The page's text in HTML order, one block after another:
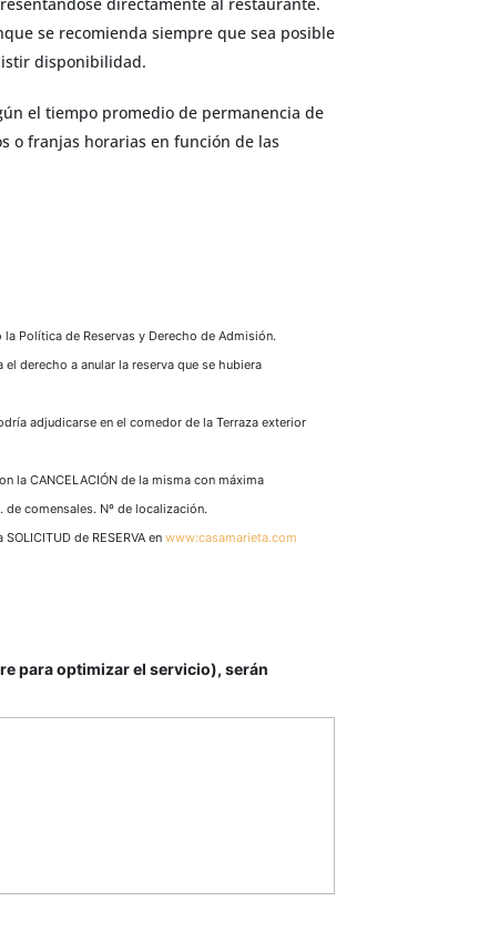
se recomienda siempre que sea posible
disponibilidad.
el tiempo promedio de permanencia de
o franjas horarias en función de las
Política de Reservas y Derecho de Admisión.
derecho a anular la reserva que se hubiera
adjudicarse en el comedor de la Terraza exterior
la CANCELACIÓN de la misma con máxima
comensales. Nº de localización.
de RESERVA en www:casamarieta.com
para optimizar el servicio), serán